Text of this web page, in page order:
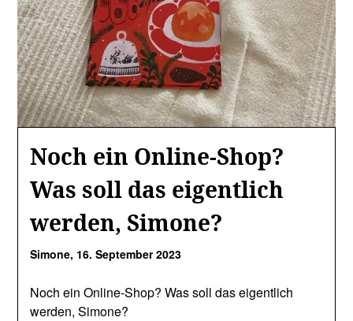
Noch ein Online-Shop?
Was soll das eigentlich
werden, Simone?
Simone, 16. September 2023
Noch ein Online-Shop? Was soll das eigentlich
werden, Simone?